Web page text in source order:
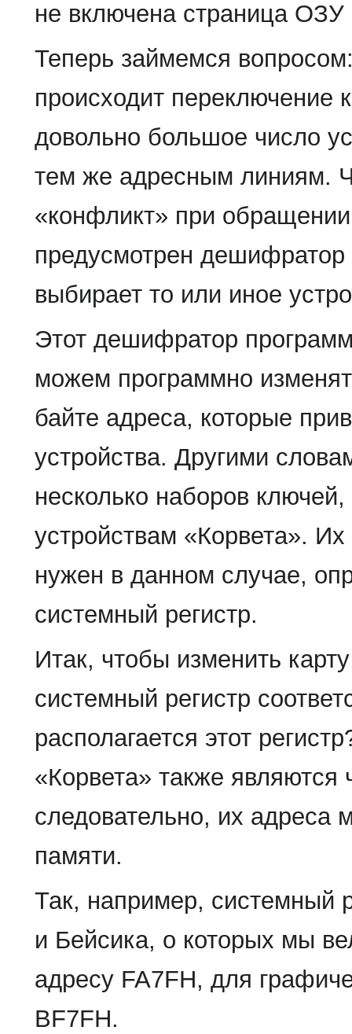
не включена страница
Теперь займемся
происходит переключение
довольно большое число
тем же адресным линиям.
«конфликт» при
предусмотрен дешифратор
выбирает то или иное
Этот дешифратор
можем программно
байте адреса, которые
устройства. Другими
несколько наборов
устройствам «Корвета».
нужен в данном случае,
системный регистр.
Итак, чтобы изменить
системный регистр
располагается этот
«Корвета» также
следовательно, их адреса
памяти.
Так, например, системный
и Бейсика, о которых мы
адресу FA7FH, для
BF7FH.